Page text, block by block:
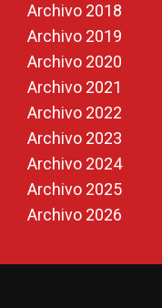
Archivo 2018
Archivo 2019
Archivo 2020
Archivo 2021
Archivo 2022
Archivo 2023
Archivo 2024
Archivo 2025
Archivo 2026